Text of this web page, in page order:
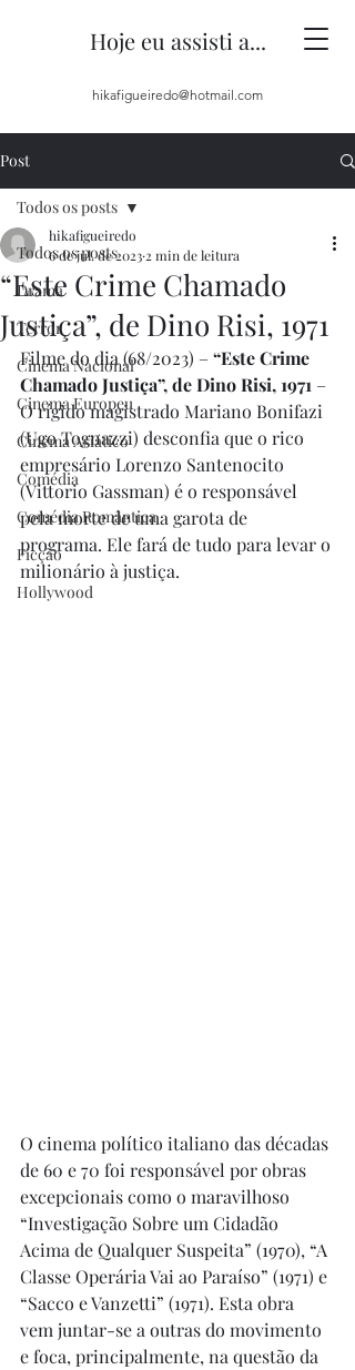
Hoje eu assisti a...
hikafigueiredo@hotmail.com
Post
Todos os posts
Drama
Terror
Cinema Nacional
Cinema Europeu
Cinema Asiático
Comédia
Comédia Romântica
Ficção
Hollywood
Todos os posts
“Este Crime Chamado
Justiça”, de Dino Risi, 1971
hikafigueiredo
6 de jul. de 2023 2 min de leitura
Filme do dia (68/2023) – “Este Crime
Chamado Justiça”, de Dino Risi, 1971 –
O rígido magistrado Mariano Bonifazi
(Ugo Tognazzi) desconfia que o rico
empresário Lorenzo Santenocito
(Vittorio Gassman) é o responsável
pela morte de uma garota de
programa. Ele fará de tudo para levar o
milionário à justiça.
O cinema político italiano das décadas
de 60 e 70 foi responsável por obras
excepcionais como o maravilhoso
“Investigação Sobre um Cidadão
Acima de Qualquer Suspeita” (1970), “A
Classe Operária Vai ao Paraíso” (1971) e
“Sacco e Vanzetti” (1971). Esta obra
vem juntar-se a outras do movimento
e foca, principalmente, na questão da